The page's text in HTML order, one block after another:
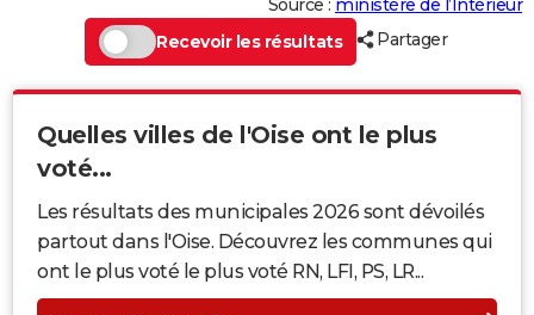
Source : ministère de l’Intérieur
Recevoir les résultats
Partager
Quelles villes de l'Oise ont le plus
voté...
Les résultats des municipales 2026 sont dévoilés
partout dans l'Oise. Découvrez les communes qui
ont le plus voté le plus voté RN, LFI, PS, LR...